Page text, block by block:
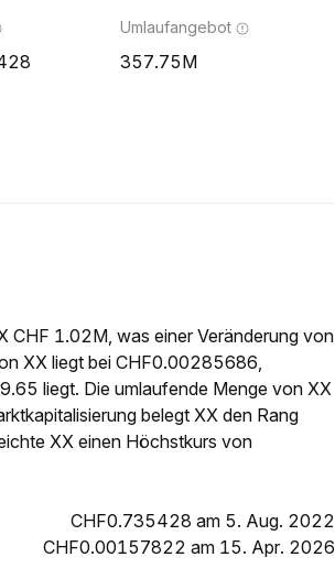
Umlaufangebot
357.75M
CHF 1.02M, was einer Veränderung von
XX liegt bei CHF0.00285686,
liegt. Die umlaufende Menge von XX
belegt XX den Rang
XX einen Höchstkurs von
CHF0.735428 am 5. Aug. 2022
CHF0.00157822 am 15. Apr. 2026